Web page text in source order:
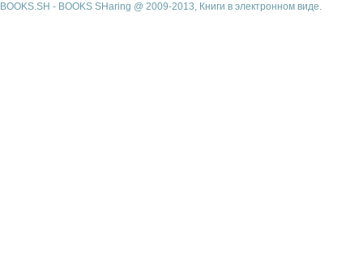
BOOKS.SH - BOOKS SHaring @ 2009-2013, Книги в электронном виде.